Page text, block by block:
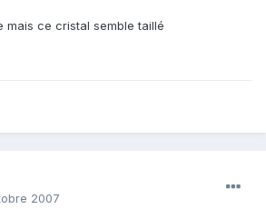
mais ce cristal semble taillé
2007